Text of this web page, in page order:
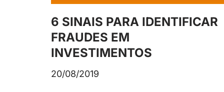
6 SINAIS PARA IDENTIFICAR
FRAUDES EM
INVESTIMENTOS
20/08/2019